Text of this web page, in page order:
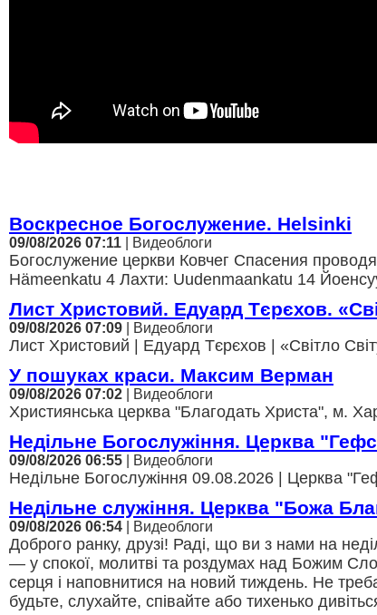
Воскресное Богослужение. Helsinki
09/08/2026 07:11 | Видеоблоги
Богослужение церкви Ковчег Спасения
Hämeenkatu 4 Лахти: Uudenmaankatu 14
Лист Христовий. Едуард Тєрєхов.
09/08/2026 07:09 | Видеоблоги
Лист Христовий | Едуард Тєрєхов | «Світло
У пошуках краси. Максим Верман
09/08/2026 07:02 | Видеоблоги
Християнська церква "Благодать Христа", м.
Недільне Богослужіння. Церква
09/08/2026 06:55 | Видеоблоги
Недільне Богослужіння 09.08.2026 | Церква
Недільне служіння. Церква "Божа
09/08/2026 06:54 | Видеоблоги
Доброго ранку, друзі! Раді, що ви з нами на
— у спокої, молитві та роздумах над Божим
серця і наповнитися на новий тиждень. Не
будьте, слухайте, співайте або тихенько